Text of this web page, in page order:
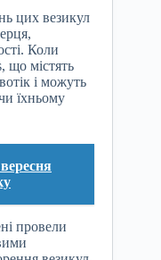
цих везикул
Коли
що містять
і можуть
їхньому
провели